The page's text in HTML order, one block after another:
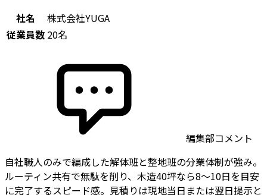
社名
株式会社YUGA
従業員数 20名
編集部コメント
自社職人のみで編成した解体班と整地班の分業体制が強み。
ルーティン共有で無駄を削り、木造40坪なら8〜10日を目安
に完了するスピード感。見積りは現地当日または翌日提示と